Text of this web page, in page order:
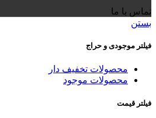
تماس با ما
بستن
فیلتر موجودی و حراج
محصولات تخفیف دار
محصولات موجود
فیلتر قیمت